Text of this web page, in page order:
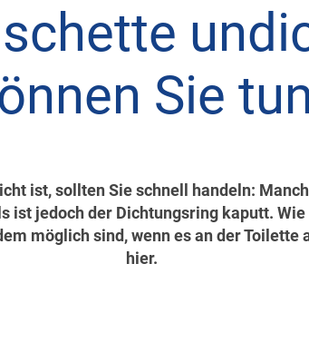
Sie tun
ist, sollten Sie schnell handeln:
ist jedoch der Dichtungsring kaputt.
möglich sind, wenn es an der
hier.